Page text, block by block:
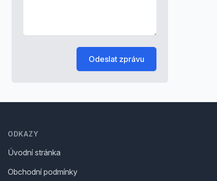
Odeslat zprávu
ODKAZY
Úvodní stránka
Obchodní podmínky